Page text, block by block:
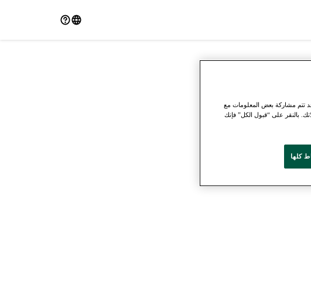
تتم مشاركة بعض المعلومات مع
بالنقر على “قبول الكل” فإنك
كلها